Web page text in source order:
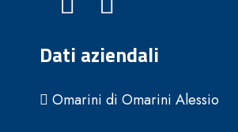
Dati aziendali
Omarini di Omarini Alessio